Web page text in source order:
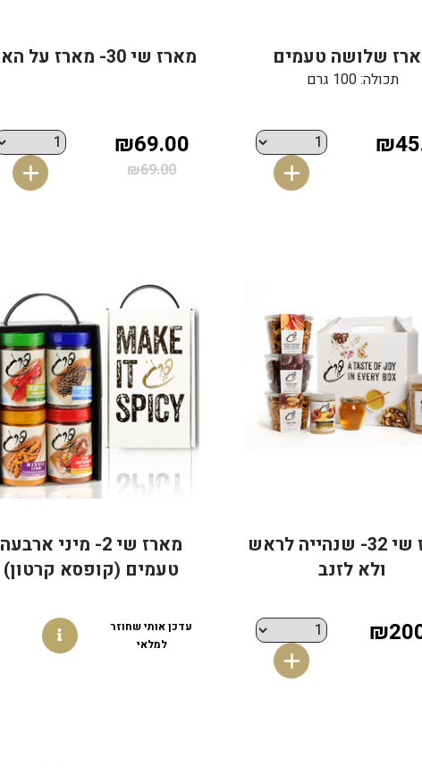
שלושה טעמים
תכולה: 100 גרם
מארז שי 30- מארז על האש
₪69.00
₪69.00
מארז שי 32- שנהייה לראש
ולא לזנב
מארז שי 2- מיני ארבעה
טעמים (קופסא קרטון)
עדכן אותי שחוזר
למלאי